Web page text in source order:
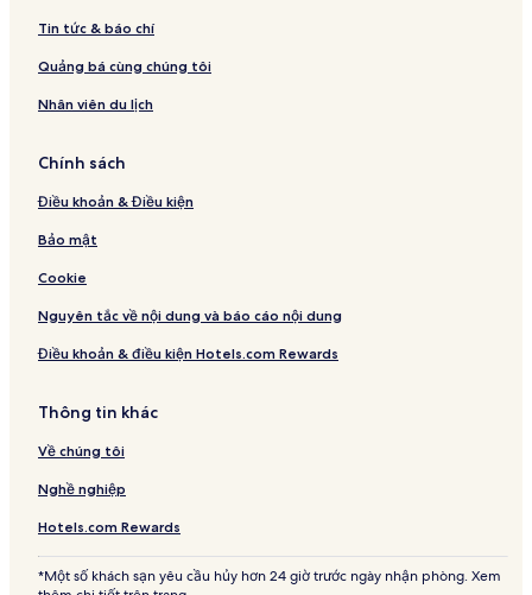
Tin tức & báo chí
Quảng bá cùng chúng tôi
Nhân viên du lịch
Chính sách
Điều khoản & Điều kiện
Bảo mật
Cookie
Nguyên tắc về nội dung và báo cáo nội dung
Điều khoản & điều kiện Hotels.com Rewards
Thông tin khác
Về chúng tôi
Nghề nghiệp
Hotels.com Rewards
*Một số khách sạn yêu cầu hủy hơn 24 giờ trước ngày nhận phòng. Xem